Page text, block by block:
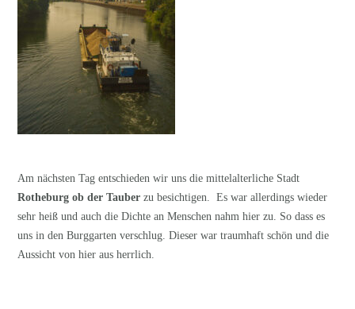
Am nächsten Tag entschieden wir uns die mittelalterliche Stadt
Rotheburg ob der Tauber zu besichtigen. Es war allerdings wieder
sehr heiß und auch die Dichte an Menschen nahm hier zu. So dass es
uns in den Burggarten verschlug. Dieser war traumhaft schön und die
Aussicht von hier aus herrlich.